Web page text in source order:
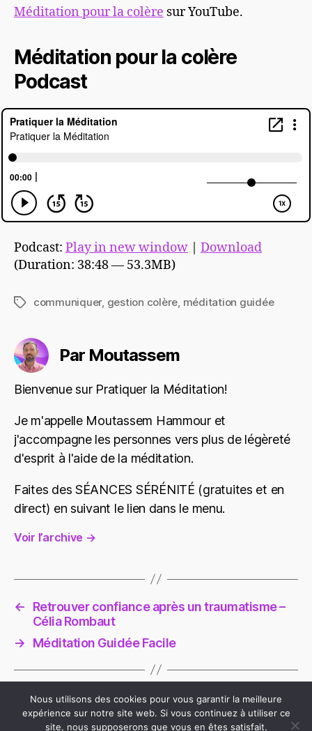
Méditation pour la colère sur YouTube.
Méditation pour la colère
Podcast
Podcast: Play in new window
Download
(Duration: 38:48 — 53.3MB)
Étiquettes
communiquer, gestion colère, méditation guidée
Par Moutassem
Bienvenue sur Pratiquer la Méditation!
Je m'appelle Moutassem Hammour et
j'accompagne les personnes vers plus de légèreté
d'esprit à l'aide de la méditation.
Faites des SÉANCES SÉRÉNITÉ (gratuites et en
direct) en suivant le lien dans le menu.
Voir l’archive →
←
Retrouver confiance après un traumatisme –
Célia Rombaut
→
Méditation Guidée Facile
Nous utilisons des cookies pour vous garantir la meilleure
expérience sur notre site web. Si vous continuez à utiliser ce
site, nous supposerons que vous en êtes satisfait.